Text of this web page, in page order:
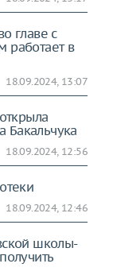
главе с
работает в
18.09.2024, 13:07
Бакальчука
18.09.2024, 12:56
18.09.2024, 12:46
школы-